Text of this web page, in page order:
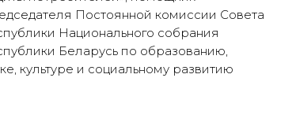
Постоянной комиссии Совета
Национального собрания
Беларусь по образованию,
культуре и социальному развитию